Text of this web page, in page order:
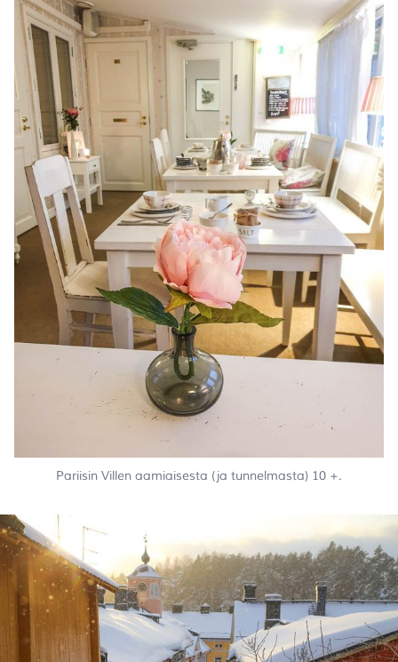
Pariisin Villen aamiaisesta (ja tunnelmasta) 10 +.